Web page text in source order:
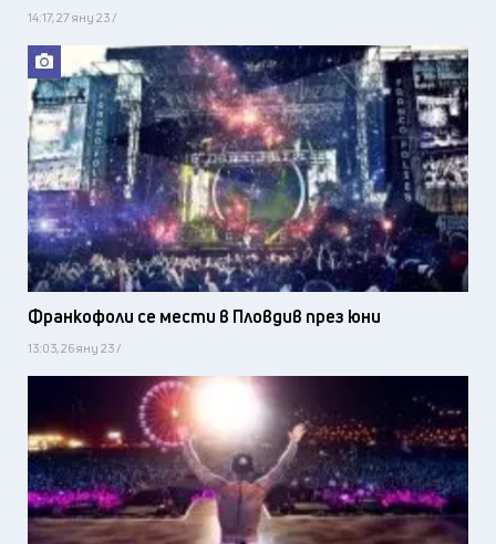
14:17, 27 яну 23 /
Франкофоли се мести в Пловдив през юни
13:03, 26 яну 23 /